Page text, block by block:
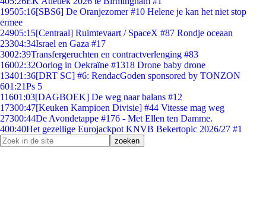
19505:16[SBS6] De Oranjezomer #10 Helene je kan het niet stop
ermee
24905:15[Centraal] Ruimtevaart / SpaceX #87 Rondje oceaan
23304:34Israel en Gaza #17
3002:39Transfergeruchten en contractverlenging #83
16002:32Oorlog in Oekraïne #1318 Drone baby drone
13401:36[DRT SC] #6: RendacGoden sponsored by TONZON
601:21Ps 5
11601:03[DAGBOEK] De weg naar balans #12
17300:47[Keuken Kampioen Divisie] #44 Vitesse mag weg
27300:44De Avondetappe #176 - Met Ellen ten Damme.
400:40Het gezellige Eurojackpot KNVB Bekertopic 2026/27 #1